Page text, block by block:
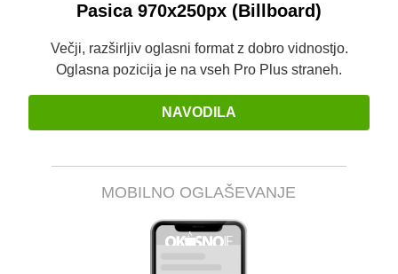
Pasica 970x250px (Billboard)
Večji, razširljiv oglasni format z dobro vidnostjo.
Oglasna pozicija je na vseh Pro Plus straneh.
NAVODILA
MOBILNO OGLAŠEVANJE